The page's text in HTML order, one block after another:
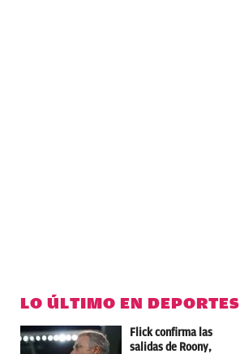
LO ÚLTIMO EN DEPORTES
Flick confirma las
salidas de Roony,